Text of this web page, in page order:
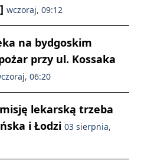
wczoraj, 09:12
na bydgoskim
przy ul. Kossaka
06:20
lekarską trzeba
i Łodzi 03 sierpnia,